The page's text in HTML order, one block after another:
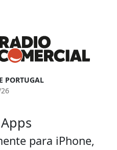
PORTUGAL
para iPhone,